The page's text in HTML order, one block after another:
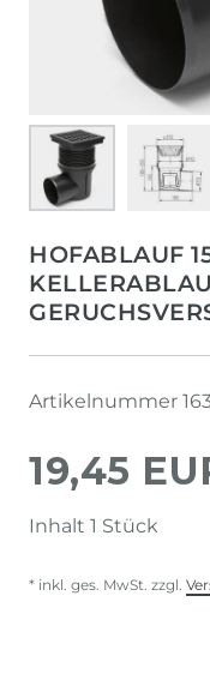
HOFABLAUF
Artikelnummer
19,45
Inhalt 1 Stück
* inkl. ges. MwSt. zzgl.